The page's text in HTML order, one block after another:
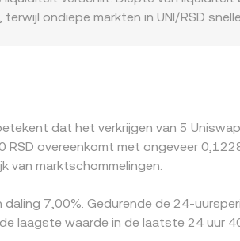
ondiepe markten in UNI/RSD
verkopen waar het hoger is, wat
maken deze afstemming
dat het verkrijgen van 5
overeenkomt met ongeveer
van marktschommelingen.
7,00%. Gedurende de 24-
laagste waarde in de laatste 24 uur